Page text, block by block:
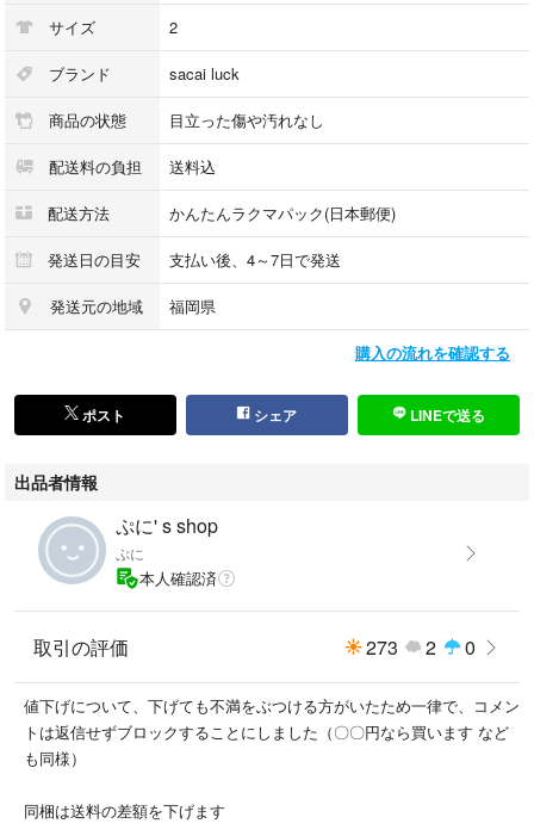
サイズ 2
ブランド sacai luck
商品の状態 目立った傷や汚れなし
配送料の負担 送料込
配送方法 かんたんラクマパック(日本郵便)
発送日の目安 支払い後、4～7日で発送
発送元の地域 福岡県
購入の流れを確認する
ポスト シェア LINEで送る
出品者情報
ぷに' s shop
ぷに
本人確認済
取引の評価 273 2 0
値下げについて、下げても不満をぶつける方がいたため一律で、コメン
トは返信せずブロックすることにしました（〇〇円なら買います など
も同様）
同梱は送料の差額を下げます